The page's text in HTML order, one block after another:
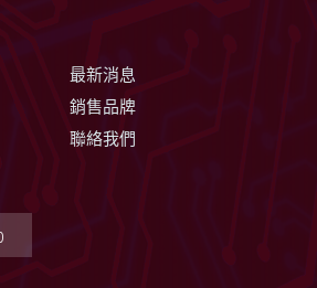
最新消息
銷售品牌
聯絡我們